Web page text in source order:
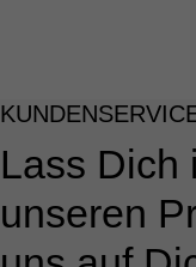
Lass Dich
unseren